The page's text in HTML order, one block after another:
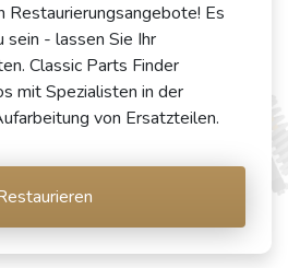
Restaurierungsangebote! Es
sein - lassen Sie Ihr
Classic Parts Finder
mit Spezialisten in der
von Ersatzteilen.